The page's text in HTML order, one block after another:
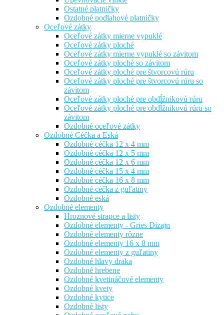
Ostatné platničky
Ozdobné podlahové platničky
Oceľové zátky
Oceľové zátky mierne vypuklé
Oceľové zátky ploché
Oceľové zátky mierne vypuklé so závitom
Oceľové zátky ploché so závitom
Oceľové zátky ploché pre štvorcovú rúru
Oceľové zátky ploché pre štvorcovú rúru so
závitom
Oceľové zátky ploché pre obdĺžnikovú rúru
Oceľové zátky ploché pre obdĺžnikovú rúru so
závitom
Ozdobné oceľové zátky
Ozdobné Céčka a Eská
Ozdobné céčka 12 x 4 mm
Ozdobné céčka 12 x 5 mm
Ozdobné céčka 12 x 6 mm
Ozdobné céčka 15 x 4 mm
Ozdobné céčka 16 x 8 mm
Ozdobné céčka z guľatiny
Ozdobné eská
Ozdobné elementy
Hroznové strapce a listy
Ozdobné elementy - Gries Dizajn
Ozdobné elementy rôzne
Ozdobné elementy 16 x 8 mm
Ozdobné elementy z guľatiny
Ozdobné hlavy draka
Ozdobné hrebene
Ozdobné kvetináčové elementy
Ozdobné kvety
Ozdobné kytice
Ozdobné listy